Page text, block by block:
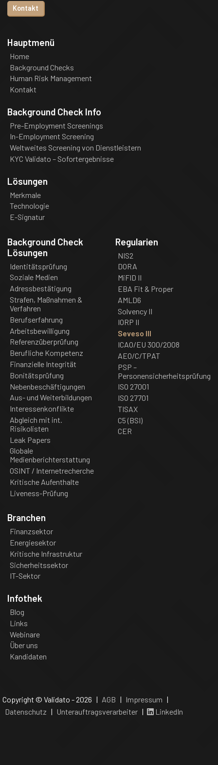
Kontakt
Hauptmenü
Home
Background Checks
Human Risk Management
Kontakt
Background Check Info
Pre-Employment Screenings
In-Employment Screening
Weltweites Screening von Dienstleistern
KYC Validato – Sofortergebnisse
Lösungen
Merkmale
Technologie
E-Signatur
Background Check
Lösungen
Identitätsprüfung
Soziale Medien
Adressbestätigung
Strafen, Maßnahmen &
Verfahren
Berufserfahrung
Arbeitsbewilligung
Referenzüberprüfung
Berufliche Kompetenz
Finanzielle Integrität
Bonitätsprüfung
Nebenbeschäftigungen
Aus- und Weiterbildungen
Interessenkonflikte
Abgleich mit int.
Risikolisten
Leak Papers
Globale
Medienberichterstattung
OSINT / Internetrecherche
Kritische Aufenthalte
Liveness-Prüfung
Regularien
NIS2
DORA
MiFID II
EBA Fit & Proper
AMLD6
Solvency II
IORP II
Seveso III
ICAO/EU 300/2008
AEO/C/TPAT
PSP –
Personensicherheitsprüfung
ISO 27001
ISO 27701
TISAX
C5 (BSI)
CER
Branchen
Finanzsektor
Energiesektor
Kritische Infrastruktur
Sicherheitssektor
IT-Sektor
Infothek
Blog
Links
Webinare
Über uns
Kandidaten
Copyright © Validato - 2026 | AGB | Impressum |
Datenschutz | Unterauftragsverarbeiter| LinkedIn